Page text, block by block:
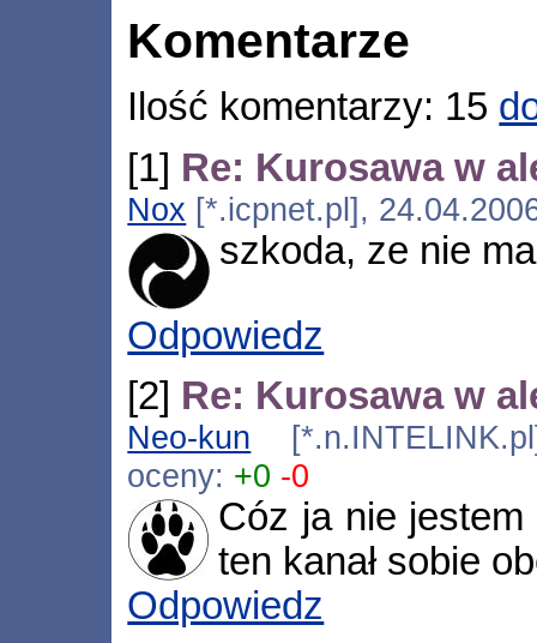
Komentarze
Ilość komentarzy: 15
[1] Re: Kurosawa w
Nox [*.icpnet.pl],
szkoda, ze nie
Odpowiedz
[2] Re: Kurosawa w
Neo-kun
oceny: +0 -0
Cóz ja nie
ten kanał sobie
Odpowiedz